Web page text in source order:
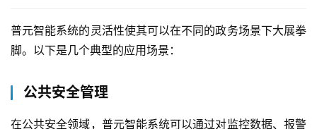
普元智能系统的灵活性使其可以在不同的政务场景下大展拳
脚。以下是几个典型的应用场景：
公共安全管理
在公共安全领域，普元智能系统可以通过对监控数据、报警